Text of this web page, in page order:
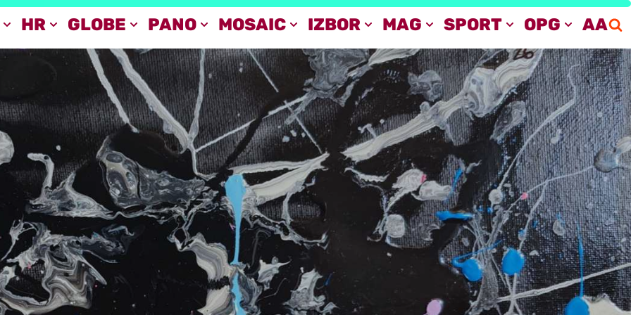
HR GLOBE PANO MOSAIC IZBOR MAG SPORT OPG AA